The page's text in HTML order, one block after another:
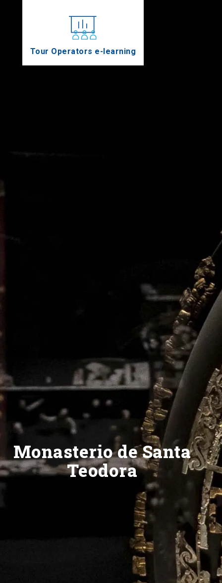
Tour Operators e-learning
Monasterio de Santa
Teodora